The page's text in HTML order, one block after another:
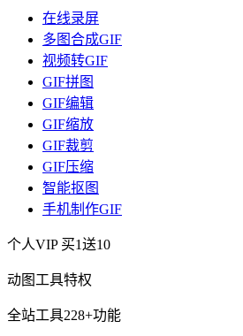
在线录屏
多图合成GIF
视频转GIF
GIF拼图
GIF编辑
GIF缩放
GIF裁剪
GIF压缩
智能抠图
手机制作GIF
个人VIP 买1送10
动图工具特权
全站工具228+功能